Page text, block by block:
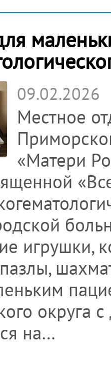
09.02.2026
Местное
«Матери
игрушки,
округа
на…